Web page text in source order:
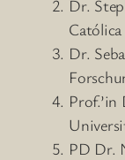
Dr.
Dr.
PD Dr.